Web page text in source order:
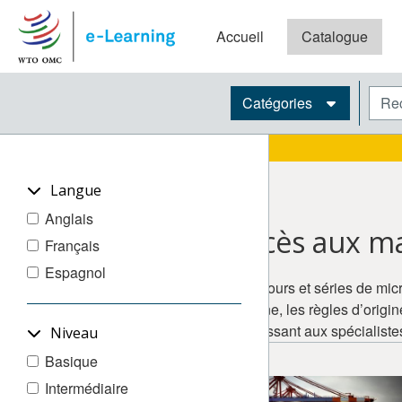
Passer au contenu principal
Accueil
Catalogue
Catégories
Langue
Anglais
Français
Espagnol
Niveau
Basique
Intermédiaire
Accès aux
Ces cours et séries de
douane, les règles
fournissant aux